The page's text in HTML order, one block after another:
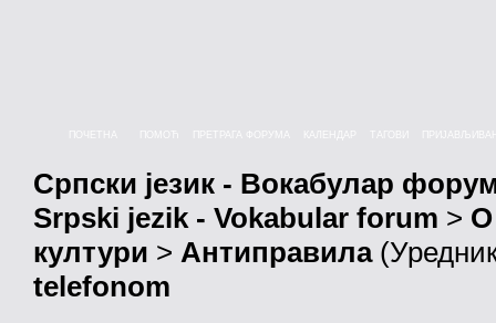
КАЛЕНДАР
Српски језик - Вокабулар
Srpski jezik - Vokabular forum > О
култури > Антиправила
telefonom